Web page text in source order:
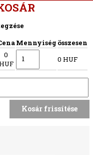
Mennyiség összesen
0
0 HUF